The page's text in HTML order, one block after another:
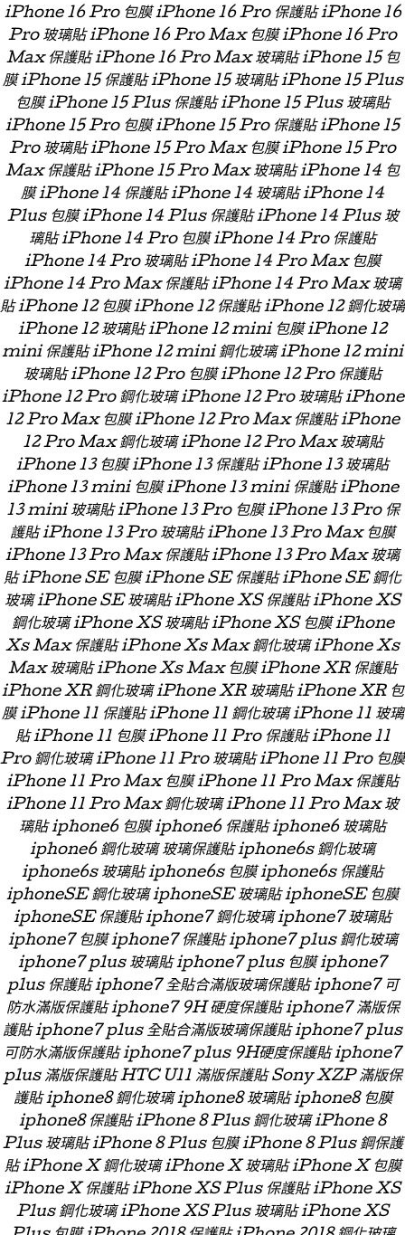
iPhone 16 Pro 包膜 iPhone 16 Pro 保護貼 iPhone 16
Pro 玻璃貼 iPhone 16 Pro Max 包膜 iPhone 16 Pro
Max 保護貼 iPhone 16 Pro Max 玻璃貼 iPhone 15 包
膜 iPhone 15 保護貼 iPhone 15 玻璃貼 iPhone 15 Plus
包膜 iPhone 15 Plus 保護貼 iPhone 15 Plus 玻璃貼
iPhone 15 Pro 包膜 iPhone 15 Pro 保護貼 iPhone 15
Pro 玻璃貼 iPhone 15 Pro Max 包膜 iPhone 15 Pro
Max 保護貼 iPhone 15 Pro Max 玻璃貼 iPhone 14 包
膜 iPhone 14 保護貼 iPhone 14 玻璃貼 iPhone 14
Plus 包膜 iPhone 14 Plus 保護貼 iPhone 14 Plus 玻
璃貼 iPhone 14 Pro 包膜 iPhone 14 Pro 保護貼
iPhone 14 Pro 玻璃貼 iPhone 14 Pro Max 包膜
iPhone 14 Pro Max 保護貼 iPhone 14 Pro Max 玻璃
貼 iPhone 12 包膜 iPhone 12 保護貼 iPhone 12 鋼化玻璃
iPhone 12 玻璃貼 iPhone 12 mini 包膜 iPhone 12
mini 保護貼 iPhone 12 mini 鋼化玻璃 iPhone 12 mini
玻璃貼 iPhone 12 Pro 包膜 iPhone 12 Pro 保護貼
iPhone 12 Pro 鋼化玻璃 iPhone 12 Pro 玻璃貼 iPhone
12 Pro Max 包膜 iPhone 12 Pro Max 保護貼 iPhone
12 Pro Max 鋼化玻璃 iPhone 12 Pro Max 玻璃貼
iPhone 13 包膜 iPhone 13 保護貼 iPhone 13 玻璃貼
iPhone 13 mini 包膜 iPhone 13 mini 保護貼 iPhone
13 mini 玻璃貼 iPhone 13 Pro 包膜 iPhone 13 Pro 保
護貼 iPhone 13 Pro 玻璃貼 iPhone 13 Pro Max 包膜
iPhone 13 Pro Max 保護貼 iPhone 13 Pro Max 玻璃
貼 iPhone SE 包膜 iPhone SE 保護貼 iPhone SE 鋼化
玻璃 iPhone SE 玻璃貼 iPhone XS 保護貼 iPhone XS
鋼化玻璃 iPhone XS 玻璃貼 iPhone XS 包膜 iPhone
Xs Max 保護貼 iPhone Xs Max 鋼化玻璃 iPhone Xs
Max 玻璃貼 iPhone Xs Max 包膜 iPhone XR 保護貼
iPhone XR 鋼化玻璃 iPhone XR 玻璃貼 iPhone XR 包
膜 iPhone 11 保護貼 iPhone 11 鋼化玻璃 iPhone 11 玻璃
貼 iPhone 11 包膜 iPhone 11 Pro 保護貼 iPhone 11
Pro 鋼化玻璃 iPhone 11 Pro 玻璃貼 iPhone 11 Pro 包膜
iPhone 11 Pro Max 包膜 iPhone 11 Pro Max 保護貼
iPhone 11 Pro Max 鋼化玻璃 iPhone 11 Pro Max 玻
璃貼 iphone6 包膜 iphone6 保護貼 iphone6 玻璃貼
iphone6 鋼化玻璃 玻璃保護貼 iphone6s 鋼化玻璃
iphone6s 玻璃貼 iphone6s 包膜 iphone6s 保護貼
iphoneSE 鋼化玻璃 iphoneSE 玻璃貼 iphoneSE 包膜
iphoneSE 保護貼 iphone7 鋼化玻璃 iphone7 玻璃貼
iphone7 包膜 iphone7 保護貼 iphone7 plus 鋼化玻璃
iphone7 plus 玻璃貼 iphone7 plus 包膜 iphone7
plus 保護貼 iphone7 全貼合滿版玻璃保護貼 iphone7 可
防水滿版保護貼 iphone7 9H 硬度保護貼 iphone7 滿版保
護貼 iphone7 plus 全貼合滿版玻璃保護貼 iphone7 plus
可防水滿版保護貼 iphone7 plus 9H硬度保護貼 iphone7
plus 滿版保護貼 HTC U11 滿版保護貼 Sony XZP 滿版保
護貼 iphone8 鋼化玻璃 iphone8 玻璃貼 iphone8 包膜
iphone8 保護貼 iPhone 8 Plus 鋼化玻璃 iPhone 8
Plus 玻璃貼 iPhone 8 Plus 包膜 iPhone 8 Plus 鋼保護
貼 iPhone X 鋼化玻璃 iPhone X 玻璃貼 iPhone X 包膜
iPhone X 保護貼 iPhone XS Plus 保護貼 iPhone XS
Plus 鋼化玻璃 iPhone XS Plus 玻璃貼 iPhone XS